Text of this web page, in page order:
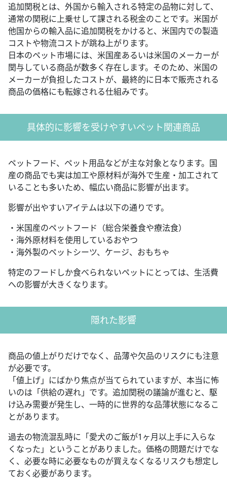
追加関税とは、外国から輸入される特定の品物に対して、
通常の関税に上乗せして課される税金のことです。米国が
他国からの輸入品に追加関税をかけると、米国内での製造
コストや物流コストが跳ね上がります。
日本のペット市場には、米国産あるいは米国のメーカーが
関与している商品が数多く存在します。そのため、米国の
メーカーが負担したコストが、最終的に日本で販売される
商品の価格にも転嫁される仕組みです。
具体的に影響を受けやすいペット関連商品
ペットフード、ペット用品などが主な対象となります。国
産の商品でも実は加工や原材料が海外で生産・加工されて
いることも多いため、幅広い商品に影響が出ます。
影響が出やすいアイテムは以下の通りです。
・米国産のペットフード（総合栄養食や療法食）
・海外原材料を使用しているおやつ
・海外製のペットシーツ、ケージ、おもちゃ
特定のフードしか食べられないペットにとっては、生活費
への影響が大きくなります。
隠れた影響
商品の値上がりだけでなく、品薄や欠品のリスクにも注意
が必要です。
「値上げ」にばかり焦点が当てられていますが、本当に怖
いのは「供給の遅れ」です。追加関税の議論が進むと、駆
け込み需要が発生し、一時的に世界的な品薄状態になるこ
とがあります。
過去の物流混乱時に「愛犬のご飯が1ヶ月以上手に入らな
くなった」ということがありました。価格の問題だけでな
く、必要な時に必要なものが買えなくなるリスクも想定し
ておく必要があります。